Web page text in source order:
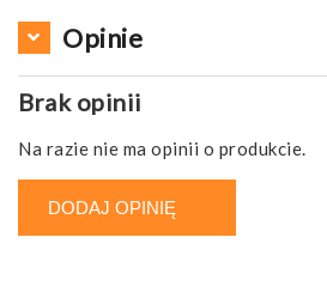
Opinie
Brak opinii
Na razie nie ma opinii o produkcie.
DODAJ OPINIĘ